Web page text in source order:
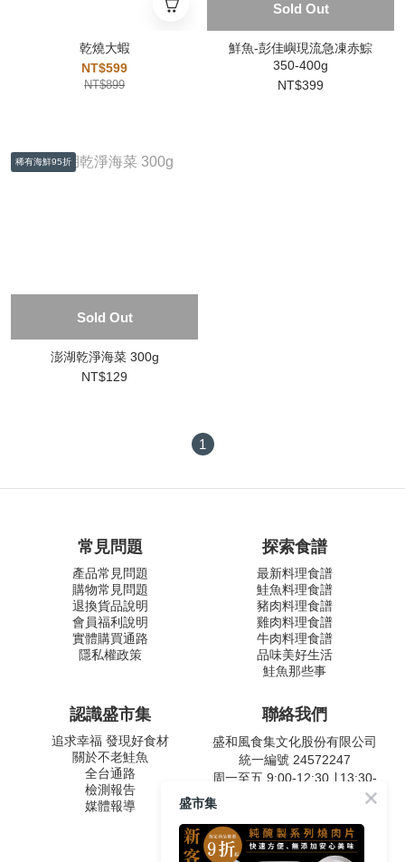
乾燒大蝦
NT$599
NT$899
Sold Out
鮮魚-彭佳嶼現流急凍赤鯮
350-400g
NT$399
稀有海鮮95折
Sold Out
澎湖乾淨海菜 300g
NT$129
1
常見問題
產品常見問題
購物常見問題
退換貨品說明
會員福利說明
實體購買通路
隱私權政策
探索食譜
最新料理食譜
鮭魚料理食譜
豬肉料理食譜
雞肉料理食譜
牛肉料理食譜
品味美好生活
鮭魚那些事
認識盛市集
追求幸福 發現好食材
關於不老鮭魚
全台通路
檢測報告
媒體報導
聯絡我們
盛和風食集文化股份有限公司
統一編號 24572247
周一至五 9:00-12:30 ∣ 13:30-
台北市內湖區南京東路六段
487號9F
盛市集